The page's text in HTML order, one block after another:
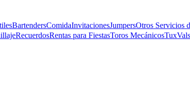
BartendersComidaInvitacionesJumpersOtros Servicios
RecuerdosRentas para FiestasToros MecánicosTux